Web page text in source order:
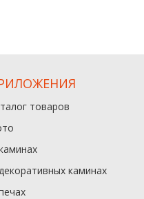
товаров
каминах